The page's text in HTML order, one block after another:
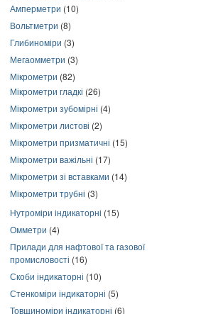
Амперметри (10)
Вольтметри (8)
Глибиноміри (3)
Мегаомметри (3)
Мікрометри (82)
Мікрометри гладкі (26)
Мікрометри зубомірні (4)
Мікрометри листові (2)
Мікрометри призматичні (15)
Мікрометри важільні (17)
Мікрометри зі вставками (14)
Мікрометри трубні (3)
Нутроміри індикаторні (15)
Омметри (4)
Прилади для нафтової та газової
промисловості (16)
Скоби індикаторні (10)
Стенкоміри індикаторні (5)
Товщиноміри індикаторні (6)